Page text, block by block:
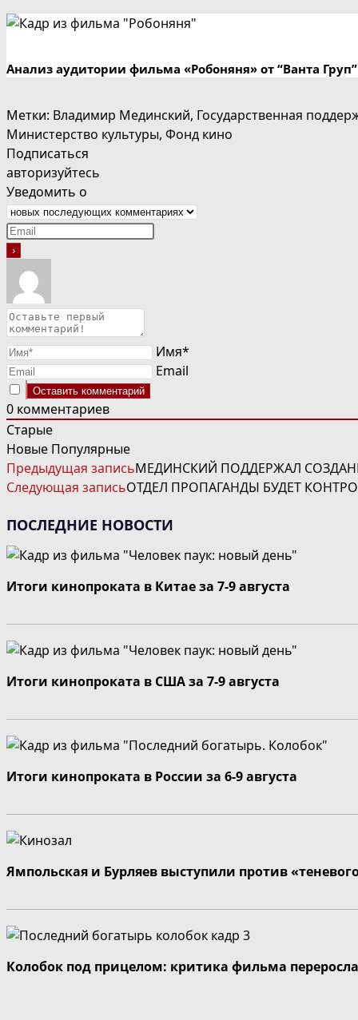
Анализ аудитории фильма «Робоняня» от “Ванта Груп”
Метки: Владимир Мединский, Государственная
Министерство культуры, Фонд кино
Подписаться
авторизуйтесь
Уведомить о
Имя*
Email
0 комментариев
Старые
Новые Популярные
ЧИТАТЬ
ДАЛЕЕ
СТАТЬИ
Предыдущая записьМЕДИНСКИЙ ПОДДЕРЖАЛ
Следующая записьОТДЕЛ ПРОПАГАНДЫ БУДЕТ
ПОСЛЕДНИЕ НОВОСТИ
Итоги кинопроката в Китае за 7-9 августа
Итоги кинопроката в США за 7-9 августа
Итоги кинопроката в России за 6-9 августа
Ямпольская и Бурляев выступили против
Колобок под прицелом: критика фильма